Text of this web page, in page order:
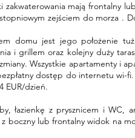
mają frontalny
zejściem do morza .
domu jest jego położenie
i grillem oraz kolejny duży
Wszystkie apartamenty i
dostęp do internetu wi-
EUR/dzień.
łazienkę z prysznicem i WC,
boczny lub frontalny widok na